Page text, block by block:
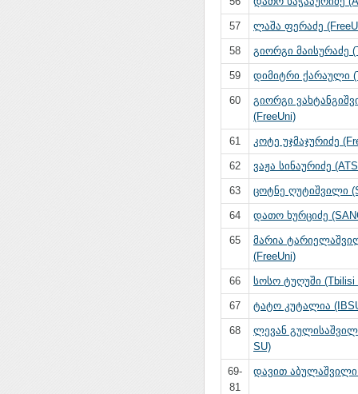
57 ლაშა ფერაძე
58 გიორგი მაისურაძე
59 დიმიტრი ქარაული
60
გიორგი
(FreeUni)
61 კოტე უჯმაჯურიძე
62 ვაჟა სინაურიძე
63 ცოტნე ღუტიშვილი
64 დათო ხურციძე
65
მარია
(FreeUni)
66 სოსო ტუღუში (Tbilisi
67 ტატო კუტალია
68
ლევან
SU)
69-
81
დავით აბულაშვილი